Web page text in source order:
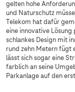
gelten hohe
und Naturschutz
Telekom hat dafür
eine innovative
schlankes Design mit
rund zehn Metern fügt
lässt sich sogar eine
farblich an seine
Parkanlage auf den